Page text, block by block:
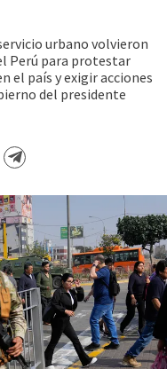
urbano volvieron
Perú para protestar
el país y exigir acciones
del presidente